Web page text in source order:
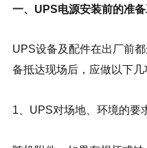
一、UPS电源安装前的准
UPS设备及配件在出厂前
备抵达现场后，应做以下几
1、UPS对场地、环境的要